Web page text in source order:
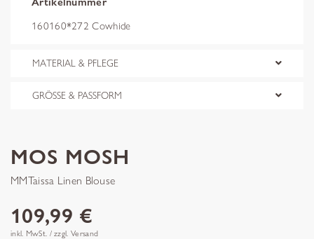
160160*272 Cowhide
MATERIAL & PFLEGE
GRÖSSE & PASSFORM
MOS MOSH
MMTaissa Linen Blouse
109,99 €
inkl. MwSt. / zzgl. Versand